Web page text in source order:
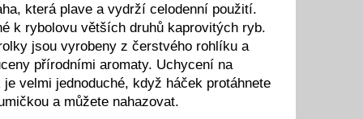
která plave a vydrží celodenní použití.
k rybolovu větších druhů kaprovitých ryb.
jsou vyrobeny z čerstvého rohlíku a
přírodními aromaty. Uchycení na
je velmi jednoduché, když háček protáhnete
a můžete nahazovat.